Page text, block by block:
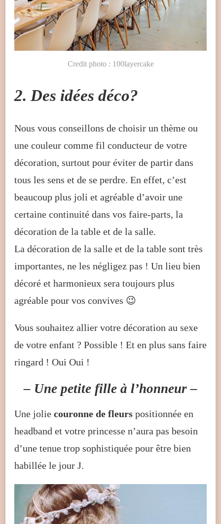
Credit photo : 100layercake
2. Des idées déco?
Nous vous conseillons de choisir un thème ou
une couleur comme fil conducteur de votre
décoration, surtout pour éviter de partir dans
tous les sens et de se perdre. En effet, c’est
beaucoup plus joli et agréable d’avoir une
certaine continuité dans vos faire-parts, la
décoration de la table et de la salle.
La décoration de la salle et de la table sont très
importantes, ne les négligez pas ! Un lieu bien
décoré et harmonieux sera toujours plus
agréable pour vos convives 😉
Vous souhaitez allier votre décoration au sexe
de votre enfant ? Possible ! Et en plus sans faire
ringard ! Oui Oui !
– Une petite fille à l’honneur –
Une jolie couronne de fleurs positionnée en
headband et votre princesse n’aura pas besoin
d’une tenue trop sophistiquée pour être bien
habillée le jour J.